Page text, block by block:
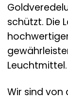
schützt. Die
Leuchtmittel.
Wir sind von